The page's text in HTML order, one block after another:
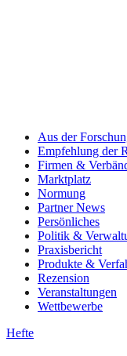
Aus der
Empfehlung der
Firmen &
Marktplatz
Normung
Partner News
Persönliches
Politik &
Praxisbericht
Produkte &
Rezension
Veranstaltungen
Wettbewerbe
Hefte